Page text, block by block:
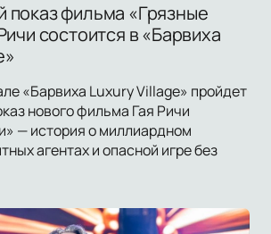
показ фильма «Грязные
состоится в «Барвиха
«Барвиха Luxury Village» пройдет
нового фильма Гая Ричи
— история о миллиардном
агентах и опасной игре без